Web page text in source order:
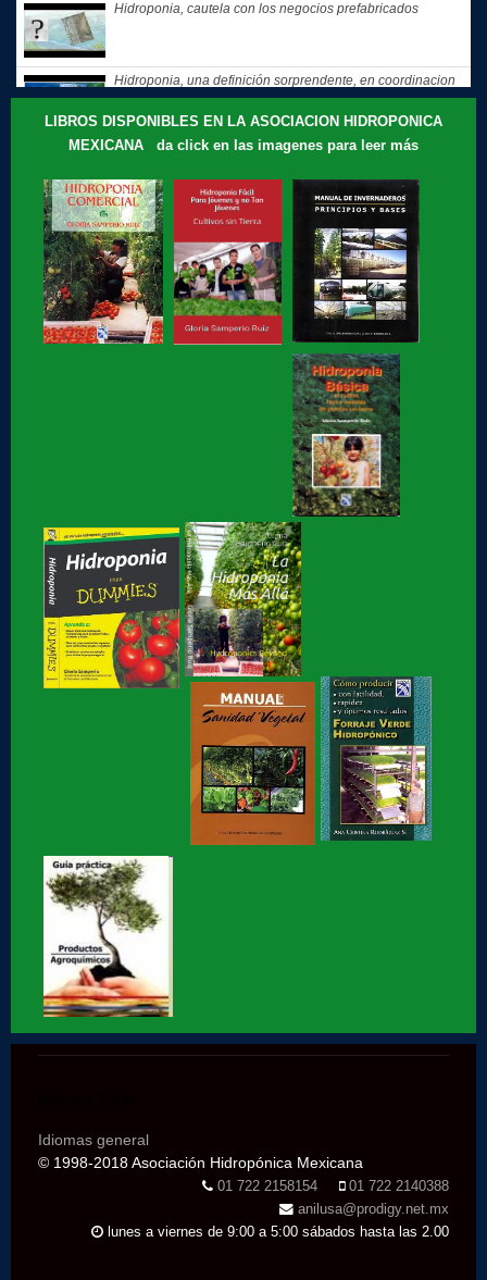
Hidroponia, cautela con los negocios prefabricados
Hidroponia, una definición sorprendente, en coordinacion
con la...
Hidroponia, tips, consejos y recomendaciones, El consejo
Te compartimos nuestros recuerdos: que motivó a Gloria
Samperio a...
Hidroponia, curso básico en linea
Hidroponia fácil, para jovenes y no tan jóvenes, libro de
Hidroponia, centro tecnologico en hidroponia, Hidroponia a
Hidroponia Comercial, libro de Gloria Samperio
Hidroponia básica, libro de Gloria Samperio
Hidroponia o Hidroponía, como se pronuncia, en
coordinación con la AICH
Hidroponia, Breve Historia de loa Hidroponia, en
coordinacion con la...
Hidroponia, centro tecnológico en Hidroponia
Hidroponia lechugas en la cocina
Hidroponia, invernaderos gestionados por la AHM, apoyo
social
Hidroponia en Factor ciencia
Hidroponia historia de éxito parte 1
Hidroponia en marte, entrevista con Jaime Maussan
LIBROS DISPONIBLES EN LA ASOCIACION HIDROPONICA
MEXICANA da click en las imagenes para leer más
Idiomas general
© 1998-2018 Asociación Hidropónica Mexicana
01 722 2158154
01 722 2140388
anilusa@prodigy.net.mx
lunes a viernes de 9:00 a 5:00 sábados hasta las 2.00